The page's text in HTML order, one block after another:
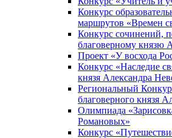
Конкурс
маршрутов «Времен
Конкурс сочинений,
благоверному князю
Проект «У восхода
Конкурс «Наследие
князя Александра
Региональный
благоверного князя
Олимпиада
Романовых»
Конкурс